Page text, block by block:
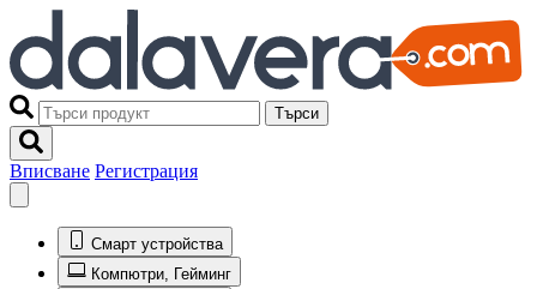
Търси
Вписване Регистрация
Смарт устройства
Компютри, Гейминг